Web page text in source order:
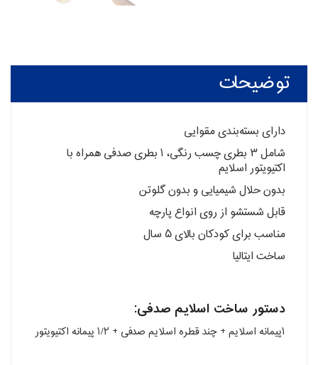
توضیحات
دارای بسته‌بندی مقوایی
شامل ۳ بطری چسب رنگی، ۱ بطری صدفی همراه با
اکتیویتور اسلایم
بدون حلال شیمیایی و بدون گلوتن
قابل شستشو از روی انواع پارچه
مناسب برای کودکان بالای ۵ سال
ساخت ایتالیا
دستور ساخت اسلایم صدفی:
۱پیمانه اسلایم + چند قطره اسلایم صدفی + ۱/۲ پیمانه اکتیویتور